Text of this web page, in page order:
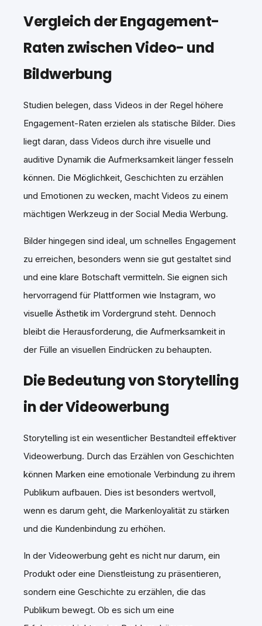
Vergleich der Engagement-
Raten zwischen Video- und
Bildwerbung
Studien belegen, dass Videos in der Regel höhere
Engagement-Raten erzielen als statische Bilder. Dies
liegt daran, dass Videos durch ihre visuelle und
auditive Dynamik die Aufmerksamkeit länger fesseln
können. Die Möglichkeit, Geschichten zu erzählen
und Emotionen zu wecken, macht Videos zu einem
mächtigen Werkzeug in der Social Media Werbung.
Bilder hingegen sind ideal, um schnelles Engagement
zu erreichen, besonders wenn sie gut gestaltet sind
und eine klare Botschaft vermitteln. Sie eignen sich
hervorragend für Plattformen wie Instagram, wo
visuelle Ästhetik im Vordergrund steht. Dennoch
bleibt die Herausforderung, die Aufmerksamkeit in
der Fülle an visuellen Eindrücken zu behaupten.
Die Bedeutung von Storytelling
in der Videowerbung
Storytelling ist ein wesentlicher Bestandteil effektiver
Videowerbung. Durch das Erzählen von Geschichten
können Marken eine emotionale Verbindung zu ihrem
Publikum aufbauen. Dies ist besonders wertvoll,
wenn es darum geht, die Markenloyalität zu stärken
und die Kundenbindung zu erhöhen.
In der Videowerbung geht es nicht nur darum, ein
Produkt oder eine Dienstleistung zu präsentieren,
sondern eine Geschichte zu erzählen, die das
Publikum bewegt. Ob es sich um eine